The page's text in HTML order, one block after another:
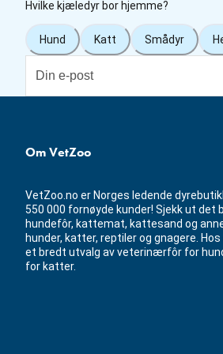
Hvilke kjæledyr bor hjemme?
Hund Katt Smådyr
Om VetZoo
VetZoo.no er Norges ledende
550 000 fornøyde kunder! Sjekk ut det
hundefôr, kattemat, kattesand og
hunder, katter, reptiler og gnagere.
et bredt utvalg av veterinærfôr for
for katter.